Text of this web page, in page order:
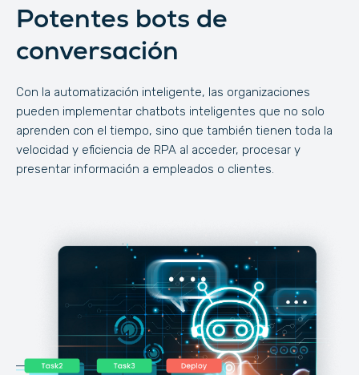
Potentes bots de
conversación
Con la automatización inteligente, las organizaciones
pueden implementar chatbots inteligentes que no solo
aprenden con el tiempo, sino que también tienen toda la
velocidad y eficiencia de RPA al acceder, procesar y
presentar información a empleados o clientes.